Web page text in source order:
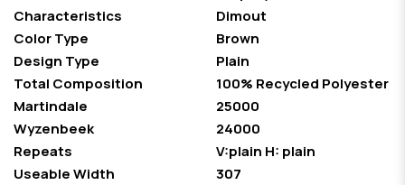
Characteristics
Dimout
Color Type
Brown
Design Type
Plain
Total Composition
100% Recycled Polyester
Martindale
25000
Wyzenbeek
24000
Repeats
V:plain H: plain
Useable Width
307